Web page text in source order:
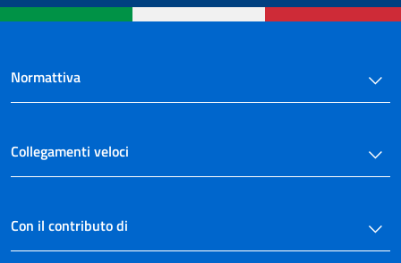
Normattiva
Collegamenti veloci
Con il contributo di